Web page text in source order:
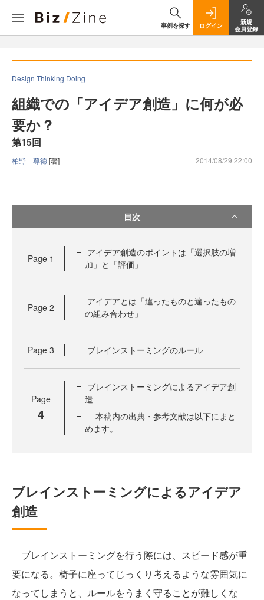
事例を探す ログイン
新規
会員登録
Design Thinking Doing
組織での「アイデア創造」に何が必
要か？
第15回
柏野 尊徳[著] 2014/08/29 22:00
目次
Page 1
アイデア創造のポイントは「選択肢の増
加」と「評価」
Page 2
アイデアとは「違ったものと違ったもの
の組み合わせ」
Page 3 ブレインストーミングのルール
Page
4
ブレインストーミングによるアイデア創
造
本稿内の出典・参考文献は以下にまと
めます。
ブレインストーミングによるアイデア
創造
ブレインストーミングを行う際には、スピード感が重
要になる。椅子に座ってじっくり考えるような雰囲気に
なってしまうと、ルールをうまく守ることが難しくな